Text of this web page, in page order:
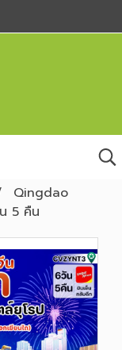
Qingdao
5 คืน